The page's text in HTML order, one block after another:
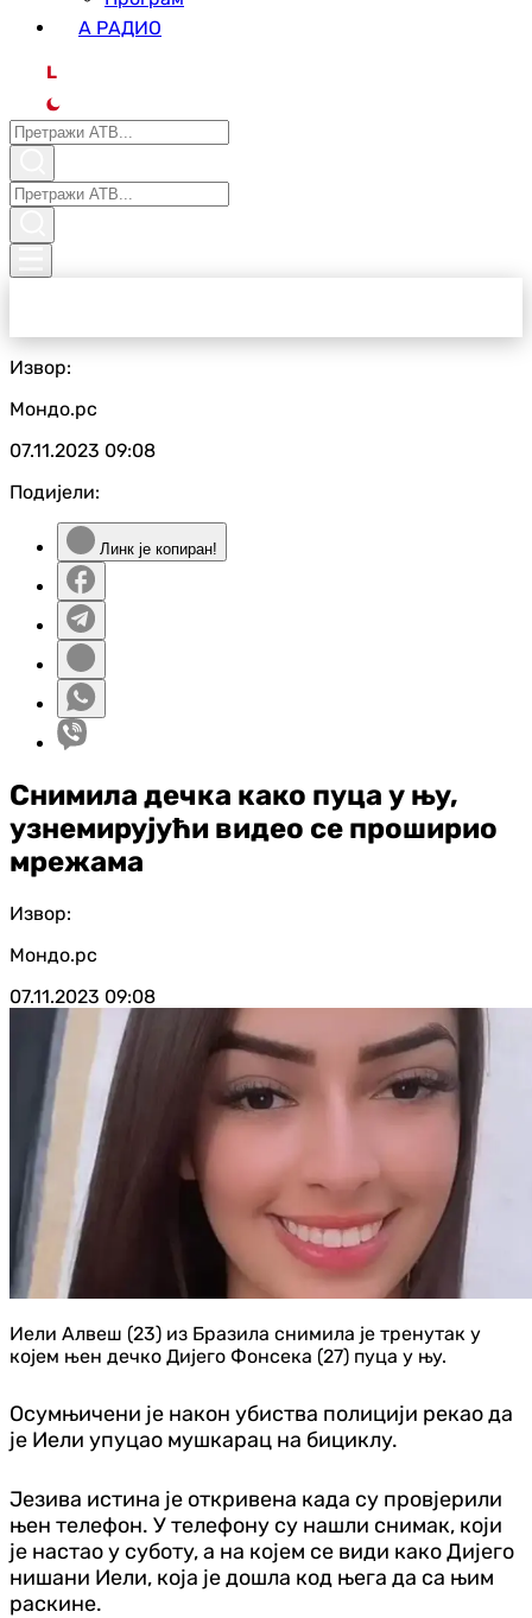
А РАДИО
L
Извор:
Мондо.рс
07.11.2023 09:08
Подијели:
Линк је копиран!
Снимила дечка како пуца у њу,
узнемирујући видео се проширио
мрежама
Извор:
Мондо.рс
07.11.2023 09:08
Иели Алвеш (23) из Бразила снимила је тренутак у
којем њен дечко Дијего Фонсека (27) пуца у њу.
Осумњичени је након убиства полицији рекао да
је Иели упуцао мушкарац на бициклу.
Језива истина је откривена када су провјерили
њен телефон. У телефону су нашли снимак, који
је настао у суботу, а на којем се види како Дијего
нишани Иели, која је дошла код њега да са њим
раскине.